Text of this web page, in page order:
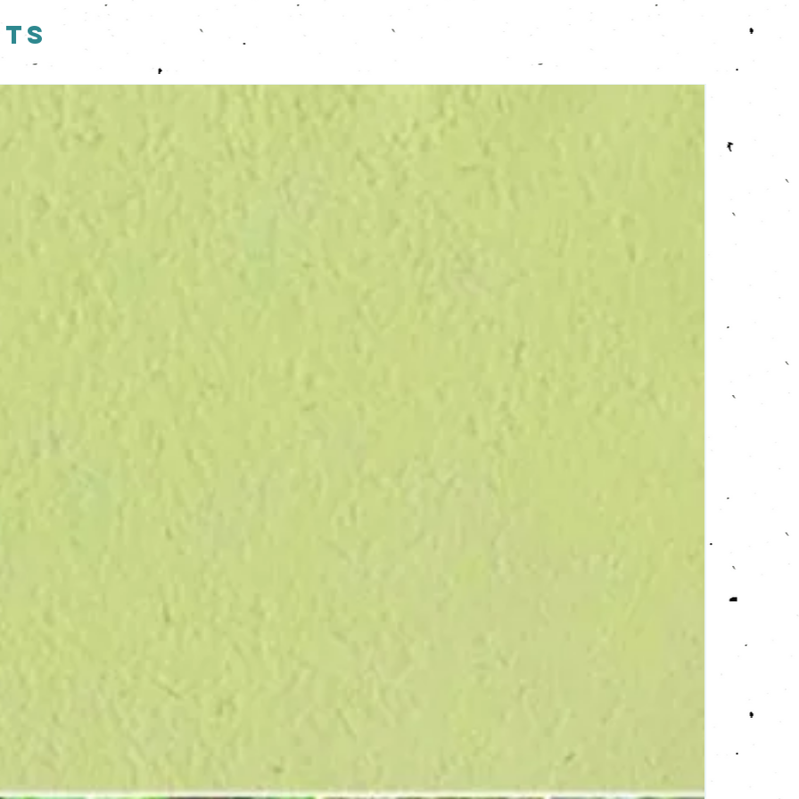
luminoso sotto un sottile strato di terra (1cm al
umido almeno per i primi giorni.
Vedrete spuntare vita, profumo e colore